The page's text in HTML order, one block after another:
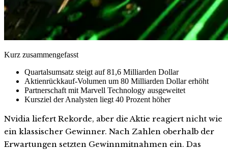
Kurz zusammengefasst
Quartalsumsatz steigt auf 81,6 Milliarden Dollar
Aktienrückkauf-Volumen um 80 Milliarden Dollar erhöht
Partnerschaft mit Marvell Technology ausgeweitet
Kursziel der Analysten liegt 40 Prozent höher
Nvidia liefert Rekorde, aber die Aktie reagiert nicht wie
ein klassischer Gewinner. Nach Zahlen oberhalb der
Erwartungen setzten Gewinnmitnahmen ein. Das